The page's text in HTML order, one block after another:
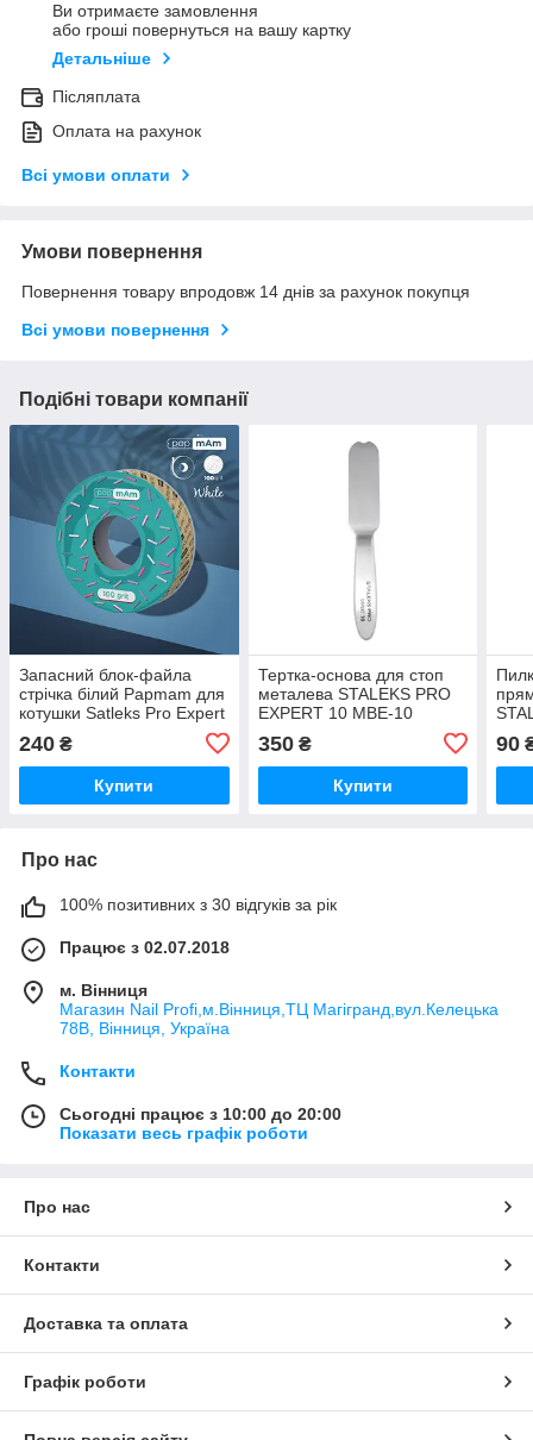
Ви отримаєте замовлення
або гроші повернуться на вашу картку
Детальніше
Післяплата
Оплата на рахунок
Всі умови оплати
Умови повернення
Повернення товару впродовж 14 днів за рахунок покупця
Всі умови повернення
Подібні товари компанії
Запасний блок-файла
стрічка білий Papmam для
котушки Satleks Pro Expert
240 ₴
Купити
Тертка-основа для стоп
металева STALEKS PRO
EXPERT 10 MBE-10
350₴
Купити
90
Про нас
100% позитивних з 30 відгуків за рік
Працює з 02.07.2018
м. Вінниця
Магазин Nail Profi,м.Вінниця,ТЦ Магігранд,вул.Келецька
78В, Вінниця, Україна
Контакти
Сьогодні працює з 10:00 до 20:00
Показати весь графік роботи
Про нас
Контакти
Доставка та оплата
Графік роботи